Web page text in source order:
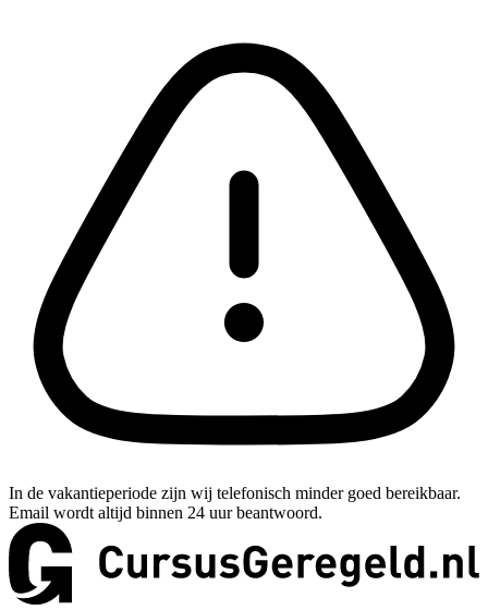
In de vakantieperiode zijn wij telefonisch minder goed bereikbaar.
Email wordt altijd binnen 24 uur beantwoord.